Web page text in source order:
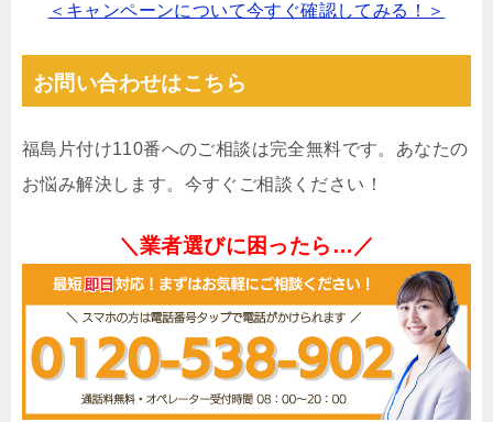
＜キャンペーンについて今すぐ確認してみる！＞
お問い合わせはこちら
福島片付け110番へのご相談は完全無料です。あなたの
お悩み解決します。今すぐご相談ください！
＼業者選びに困ったら…／